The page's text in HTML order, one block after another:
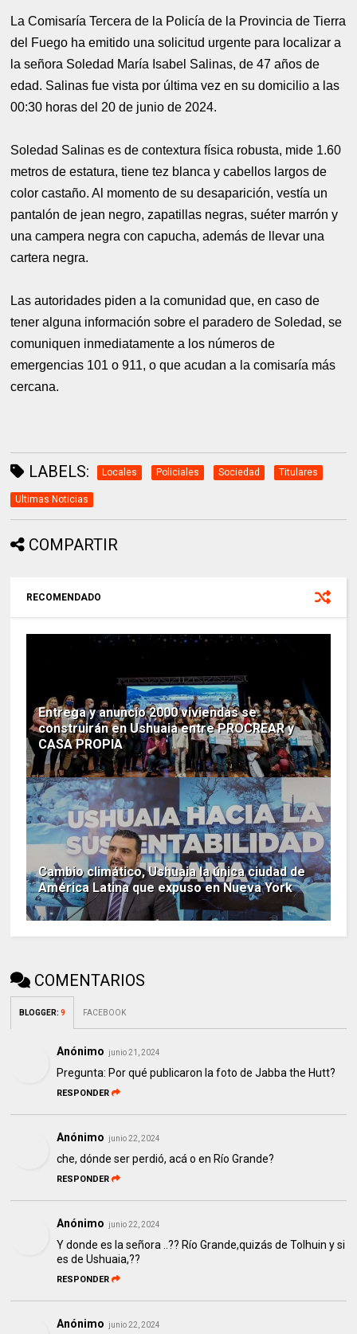
La Comisaría Tercera de la Policía de la Provincia de Tierra
del Fuego ha emitido una solicitud urgente para localizar a
la señora Soledad María Isabel Salinas, de 47 años de
edad. Salinas fue vista por última vez en su domicilio a las
00:30 horas del 20 de junio de 2024.
Soledad Salinas es de contextura física robusta, mide 1.60
metros de estatura, tiene tez blanca y cabellos largos de
color castaño. Al momento de su desaparición, vestía un
pantalón de jean negro, zapatillas negras, suéter marrón y
una campera negra con capucha, además de llevar una
cartera negra.
Las autoridades piden a la comunidad que, en caso de
tener alguna información sobre el paradero de Soledad, se
comuniquen inmediatamente a los números de
emergencias 101 o 911, o que acudan a la comisaría más
cercana.
LABELS: Locales Policiales Sociedad Titulares
Ultimas Noticias
COMPARTIR
RECOMENDADO
Entrega y anuncio 2000 viviendas se
construirán en Ushuaia entre PROCREAR y
CASA PROPIA
Cambio climático, Ushuaia la única ciudad de
América Latina que expuso en Nueva York
COMENTARIOS
BLOGGER:9 FACEBOOK
Anónimo junio 21, 2024
Pregunta: Por qué publicaron la foto de Jabba the Hutt?
RESPONDER
Anónimo junio 22, 2024
che, dónde ser perdió, acá o en Río Grande?
RESPONDER
Anónimo junio 22, 2024
Y donde es la señora ..?? Río Grande,quizás de Tolhuin y si
es de Ushuaia,??
RESPONDER
Anónimo junio 22, 2024